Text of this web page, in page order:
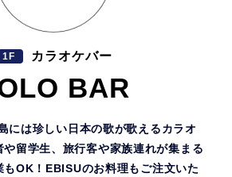
1F カラオケバー
BAR
には珍しい日本の歌が歌えるカラオ
留学生、旅行客や家族連れが集まる
もOK！EBISUのお料理もご注文いた